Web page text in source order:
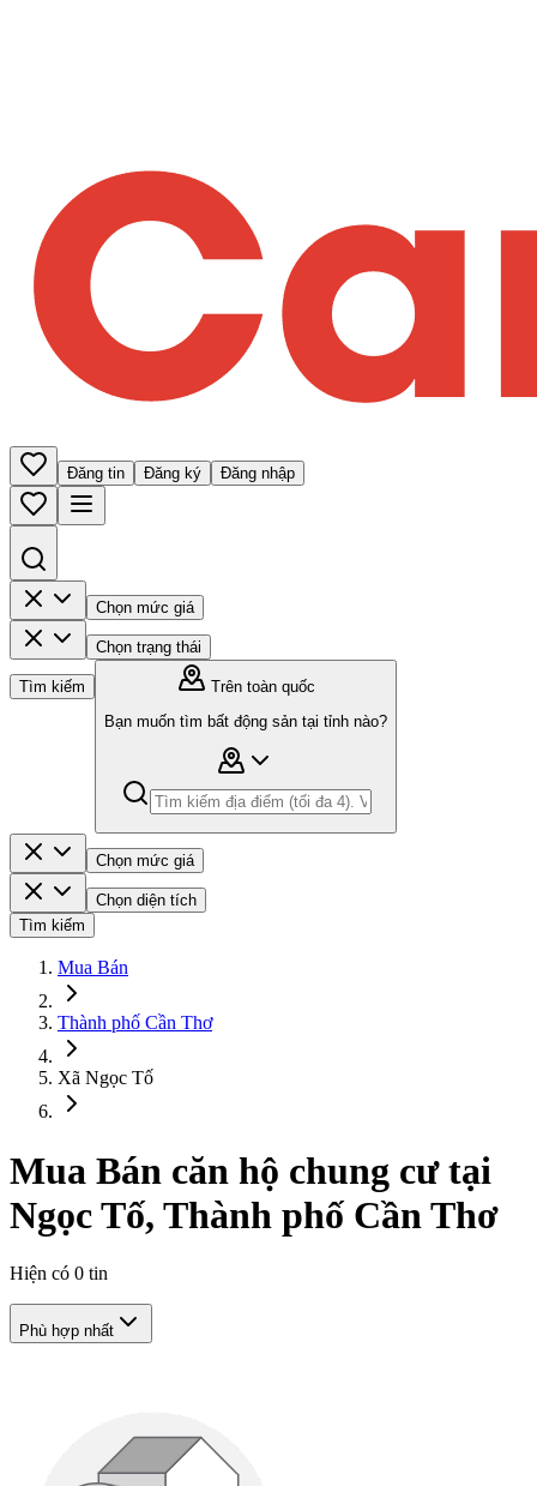
Đăng tin Đăng ký Đăng nhập
Chọn mức giá
Chọn trạng thái
Tìm kiếm
Trên toàn quốc
Bạn muốn tìm bất động sản tại tỉnh nào?
Chọn mức giá
Chọn diện tích
Tìm kiếm
Mua Bán
Thành phố Cần Thơ
Xã Ngọc Tố
Mua Bán căn hộ chung cư tại
Ngọc Tố, Thành phố Cần Thơ
Hiện có 0 tin
Phù hợp nhất